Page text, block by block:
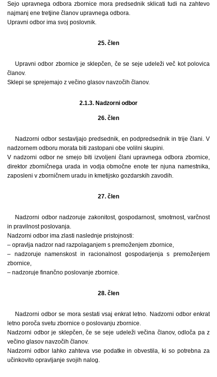
Sejo upravnega odbora zbornice mora predsednik sklicati tudi na zahtevo
najmanj ene tretjine članov upravnega odbora.
Upravni odbor ima svoj poslovnik.
25. člen
Upravni odbor zbornice je sklepčen, če se seje udeleži več kot polovica
članov.
Sklepi se sprejemajo z večino glasov navzočih članov.
2.1.3. Nadzorni odbor
26. člen
Nadzorni odbor sestavljajo predsednik, en podpredsednik in trije člani. V
nadzornem odboru morata biti zastopani obe volilni skupini.
V nadzorni odbor ne smejo biti izvoljeni člani upravnega odbora zbornice,
direktor zborničnega urada in vodja območne enote ter njuna namestnika,
zaposleni v zborničnem uradu in kmetijsko gozdarskih zavodih.
27. člen
Nadzorni odbor nadzoruje zakonitost, gospodarnost, smotrnost, varčnost
in pravilnost poslovanja.
Nadzorni odbor ima zlasti naslednje pristojnosti:
– opravlja nadzor nad razpolaganjem s premoženjem zbornice,
– nadzoruje namenskost in racionalnost gospodarjenja s premoženjem
zbornice,
– nadzoruje finančno poslovanje zbornice.
28. člen
Nadzorni odbor se mora sestati vsaj enkrat letno. Nadzorni odbor enkrat
letno poroča svetu zbornice o poslovanju zbornice.
Nadzorni odbor je sklepčen, če se seje udeleži večina članov, odloča pa z
večino glasov navzočih članov.
Nadzorni odbor lahko zahteva vse podatke in obvestila, ki so potrebna za
učinkovito opravljanje svojih nalog.